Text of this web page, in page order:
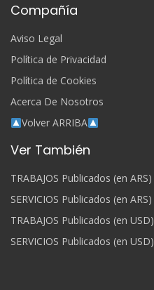
Compañía
Aviso Legal
Política de Privacidad
Política de Cookies
Acerca De Nosotros
Volver ARRIBA
Ver También
TRABAJOS Publicados (en ARS)
SERVICIOS Publicados (en ARS)
TRABAJOS Publicados (en USD)
SERVICIOS Publicados (en USD)